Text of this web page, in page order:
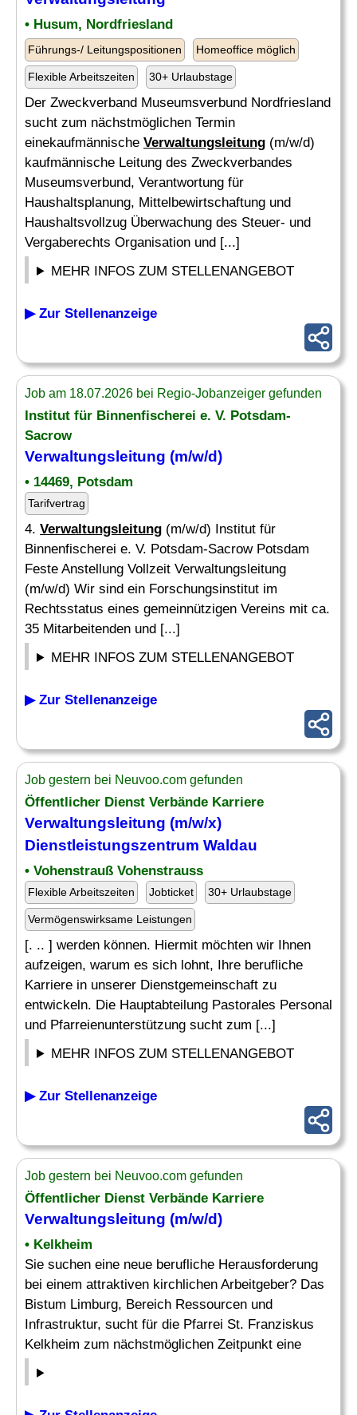
• Husum, Nordfriesland
Führungs-/ Leitungspositionen Homeoffice möglich
Flexible Arbeitszeiten 30+ Urlaubstage
Der Zweckverband Museumsverbund Nordfriesland
sucht zum nächstmöglichen Termin
einekaufmännische Verwaltungsleitung (m/w/d)
kaufmännische Leitung des Zweckverbandes
Museumsverbund, Verantwortung für
Haushaltsplanung, Mittelbewirtschaftung und
Haushaltsvollzug Überwachung des Steuer- und
Vergaberechts Organisation und [...]
MEHR INFOS ZUM STELLENANGEBOT
▶ Zur Stellenanzeige
Job am 18.07.2026 bei Regio-Jobanzeiger gefunden
Institut für Binnenfischerei e. V. Potsdam-
Sacrow
Verwaltungsleitung (m/w/d)
• 14469, Potsdam
Tarifvertrag
4. Verwaltungsleitung (m/w/d) Institut für
Binnenfischerei e. V. Potsdam-Sacrow Potsdam
Feste Anstellung Vollzeit Verwaltungsleitung
(m/w/d) Wir sind ein Forschungsinstitut im
Rechtsstatus eines gemeinnützigen Vereins mit ca.
35 Mitarbeitenden und [...]
MEHR INFOS ZUM STELLENANGEBOT
▶ Zur Stellenanzeige
Job gestern bei Neuvoo.com gefunden
Öffentlicher Dienst Verbände Karriere
Verwaltungsleitung (m/w/x)
Dienstleistungszentrum Waldau
• Vohenstrauß Vohenstrauss
Flexible Arbeitszeiten Jobticket 30+ Urlaubstage
Vermögenswirksame Leistungen
[. .. ] werden können. Hiermit möchten wir Ihnen
aufzeigen, warum es sich lohnt, Ihre berufliche
Karriere in unserer Dienstgemeinschaft zu
entwickeln. Die Hauptabteilung Pastorales Personal
und Pfarreienunterstützung sucht zum [...]
MEHR INFOS ZUM STELLENANGEBOT
▶ Zur Stellenanzeige
Job gestern bei Neuvoo.com gefunden
Öffentlicher Dienst Verbände Karriere
Verwaltungsleitung (m/w/d)
• Kelkheim
Sie suchen eine neue berufliche Herausforderung
bei einem attraktiven kirchlichen Arbeitgeber? Das
Bistum Limburg, Bereich Ressourcen und
Infrastruktur, sucht für die Pfarrei St. Franziskus
Kelkheim zum nächstmöglichen Zeitpunkt eine